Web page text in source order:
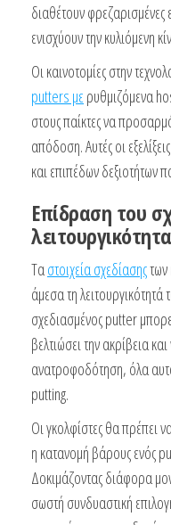
διαθέτουν φρεζαρισμένες
ενισχύουν την κυλιόμενη
Οι καινοτομίες στην
putters με ρυθμιζόμενα
στους παίκτες να
απόδοση. Αυτές οι
και επιπέδων δεξιοτήτων
Επίδραση του
λειτουργικότητα
Ταστοιχεία σχεδίασης
άμεσα τη
σχεδιασμένος putter
βελτιώσει την ακρίβεια
ανατροφοδότηση, όλα
putting.
Οι γκολφίστες θα πρέπει
η κατανομή βάρους ενός
Δοκιμάζοντας διάφορα
σωστή συνδυαστική